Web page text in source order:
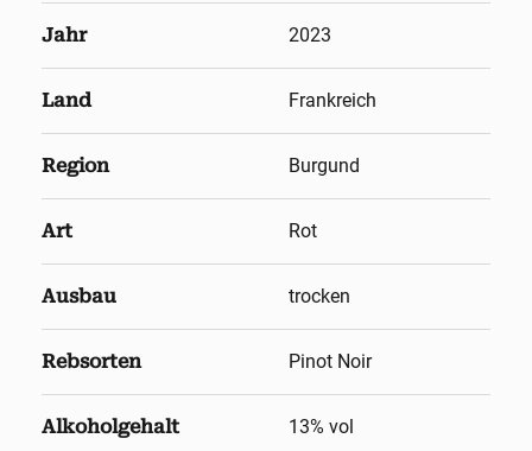
Jahr 2023
Land Frankreich
Region Burgund
Art Rot
Ausbau trocken
Rebsorten Pinot Noir
Alkoholgehalt 13% vol